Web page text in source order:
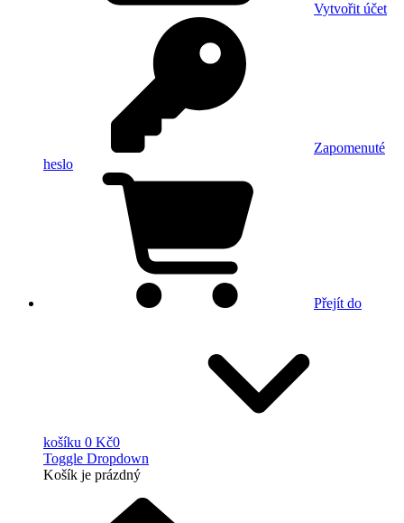
Vytvořit účet
Zapomenuté
heslo
Přejít do
košíku 0 Kč0
Toggle Dropdown
Košík je prázdný